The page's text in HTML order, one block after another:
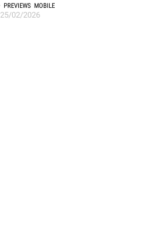
PREVIEWS MOBILE
25/02/2026